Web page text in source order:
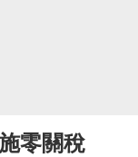
零關稅